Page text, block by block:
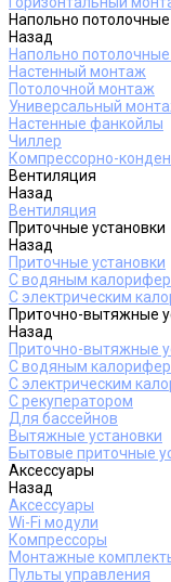
Напольно
Назад
Напольно
Настенный монтаж
Потолочной монтаж
Универсальный
Настенные фанкойлы
Чиллер
Компрессорно-
Вентиляция
Назад
Вентиляция
Приточные установки
Назад
Приточные установки
С водяным
С электрическим
Приточно-вытяжные
Назад
Приточно-вытяжные
С водяным
С электрическим
С рекуператором
Для бассейнов
Вытяжные установки
Бытовые приточные
Аксессуары
Назад
Аксессуары
Wi-Fi модули
Компрессоры
Монтажные
Пульты управления